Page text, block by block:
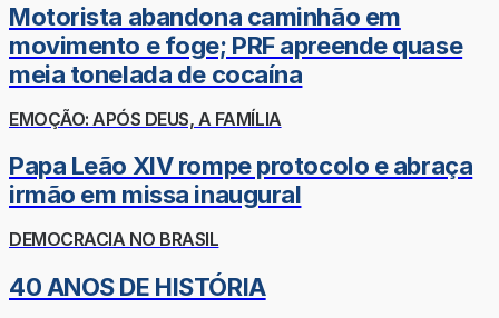
Motorista abandona caminhão em
movimento e foge; PRF apreende quase
meia tonelada de cocaína
EMOÇÃO: APÓS DEUS, A FAMÍLIA
Papa Leão XIV rompe protocolo e abraça
irmão em missa inaugural
DEMOCRACIA NO BRASIL
40 ANOS DE HISTÓRIA